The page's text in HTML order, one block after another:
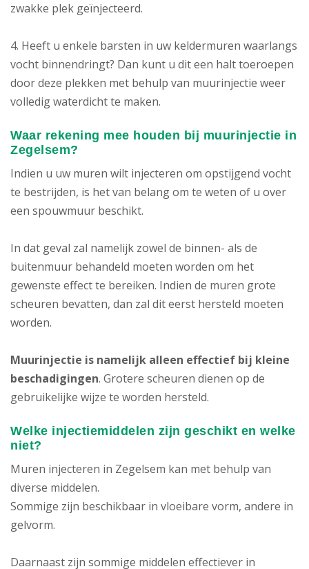
zwakke plek geïnjecteerd.
4. Heeft u enkele barsten in uw keldermuren waarlangs
vocht binnendringt? Dan kunt u dit een halt toeroepen
door deze plekken met behulp van muurinjectie weer
volledig waterdicht te maken.
Waar rekening mee houden bij muurinjectie in
Zegelsem?
Indien u uw muren wilt injecteren om opstijgend vocht
te bestrijden, is het van belang om te weten of u over
een spouwmuur beschikt.
In dat geval zal namelijk zowel de binnen- als de
buitenmuur behandeld moeten worden om het
gewenste effect te bereiken. Indien de muren grote
scheuren bevatten, dan zal dit eerst hersteld moeten
worden.
Muurinjectie is namelijk alleen effectief bij kleine
beschadigingen. Grotere scheuren dienen op de
gebruikelijke wijze te worden hersteld.
Welke injectiemiddelen zijn geschikt en welke
niet?
Muren injecteren in Zegelsem kan met behulp van
diverse middelen.
Sommige zijn beschikbaar in vloeibare vorm, andere in
gelvorm.
Daarnaast zijn sommige middelen effectiever in